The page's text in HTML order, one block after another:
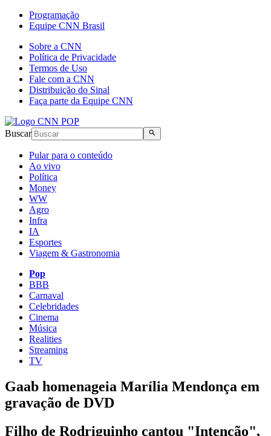
Programação
Equipe CNN Brasil
Sobre a CNN
Política de Privacidade
Termos de Uso
Fale com a CNN
Distribuição do Sinal
Faça parte da Equipe CNN
Buscar
Pular para o conteúdo
Ao vivo
Política
Money
WW
Agro
Infra
IA
Esportes
Viagem & Gastronomia
Pop
BBB
Carnaval
Celebridades
Cinema
Música
Realities
Streaming
TV
Gaab homenageia Marília Mendonça em
gravação de DVD
Filho de Rodriguinho cantou "Intenção",